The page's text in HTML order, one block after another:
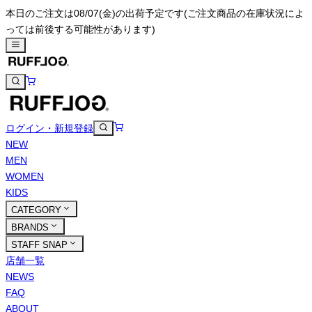
本日のご注文は08/07(金)の出荷予定です(ご注文商品の在庫状況によ
っては前後する可能性があります)
ログイン・新規登録
NEW
MEN
WOMEN
KIDS
CATEGORY
BRANDS
STAFF SNAP
店舗一覧
NEWS
FAQ
ABOUT